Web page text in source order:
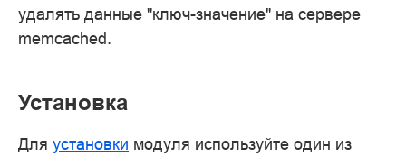
удалять данные "ключ-значение" на сервере
memcached.
Установка
Для установки модуля используйте один из